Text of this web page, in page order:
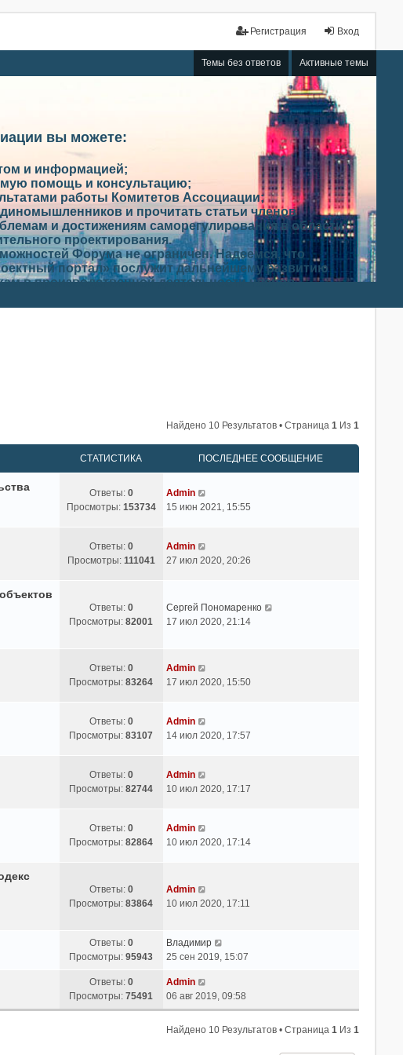
Вход
Регистрация
Темы без ответов Активные темы
вы можете:
и информацией;
помощь и консультацию;
работы Комитетов Ассоциации;
и прочитать статьи членов
и достижениям саморегулирования в области
проектирования.
Форума не ограничен. Надеемся, что
портал» послужит дальнейшему развитию
в производственной деятельности членов
Найдено 10 Результатов • Страница1 Из1
СТАТИСТИКА ПОСЛЕДНЕЕ СООБЩЕНИЕ
Ответы: 0
Просмотры: 153734
Admin
15 июн 2021, 15:55
Ответы: 0
Просмотры: 111041
Admin
27 июл 2020, 20:26
Ответы: 0
Просмотры:82001
Сергей Пономаренко
17 июл 2020, 21:14
Ответы: 0
Просмотры:83264
Admin
17 июл 2020, 15:50
Ответы: 0
Просмотры:83107
Admin
14 июл 2020, 17:57
Ответы: 0
Просмотры:82744
Admin
10 июл 2020, 17:17
Ответы: 0
Просмотры:82864
Admin
10 июл 2020, 17:14
Ответы: 0
Просмотры:83864
Admin
10 июл 2020, 17:11
Ответы: 0
Просмотры:95943
Владимир
25 сен 2019, 15:07
Ответы: 0
Просмотры:75491
Admin
06 авг 2019, 09:58
Найдено 10 Результатов • Страница1 Из1